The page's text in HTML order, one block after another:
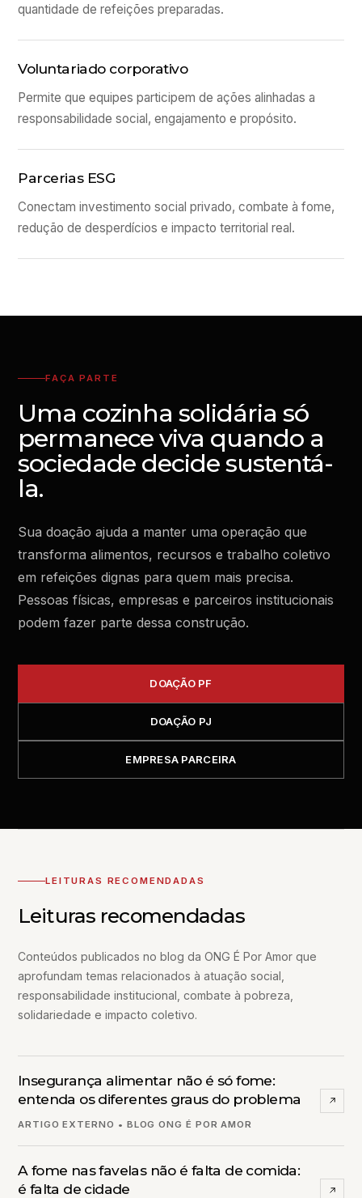
quantidade de refeições preparadas.
Voluntariado corporativo
Permite que equipes participem de ações alinhadas a
responsabilidade social, engajamento e propósito.
Parcerias ESG
Conectam investimento social privado, combate à fome,
redução de desperdícios e impacto territorial real.
FAÇA PARTE
Uma cozinha solidária só
permanece viva quando a
sociedade decide sustentá-
la.
Sua doação ajuda a manter uma operação que
transforma alimentos, recursos e trabalho coletivo
em refeições dignas para quem mais precisa.
Pessoas físicas, empresas e parceiros institucionais
podem fazer parte dessa construção.
DOAÇÃO PF
DOAÇÃO PJ
EMPRESA PARCEIRA
LEITURAS RECOMENDADAS
Leituras recomendadas
Conteúdos publicados no blog da ONG É Por Amor que
aprofundam temas relacionados à atuação social,
responsabilidade institucional, combate à pobreza,
solidariedade e impacto coletivo.
Insegurança alimentar não é só fome:
entenda os diferentes graus do problema
ARTIGO EXTERNO • BLOG ONG É POR AMOR
A fome nas favelas não é falta de comida:
é falta de cidade